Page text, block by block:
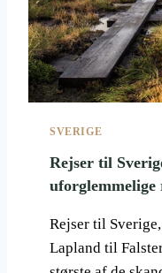
SVERIGE
Rejser til
uforglemmelige
Rejser til
Lapland til